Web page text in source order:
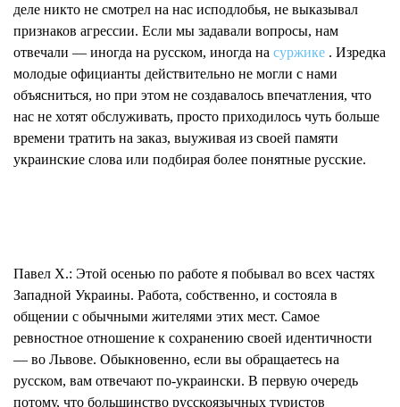
деле никто не смотрел на нас исподлобья, не выказывал
признаков агрессии. Если мы задавали вопросы, нам
отвечали — иногда на русском, иногда на суржике . Изредка
молодые официанты действительно не могли с нами
объясниться, но при этом не создавалось впечатления, что
нас не хотят обслуживать, просто приходилось чуть больше
времени тратить на заказ, выуживая из своей памяти
украинские слова или подбирая более понятные русские.
Павел Х.: Этой осенью по работе я побывал во всех частях
Западной Украины. Работа, собственно, и состояла в
общении с обычными жителями этих мест. Самое
ревностное отношение к сохранению своей идентичности
— во Львове. Обыкновенно, если вы обращаетесь на
русском, вам отвечают по-украински. В первую очередь
потому, что большинство русскоязычных туристов